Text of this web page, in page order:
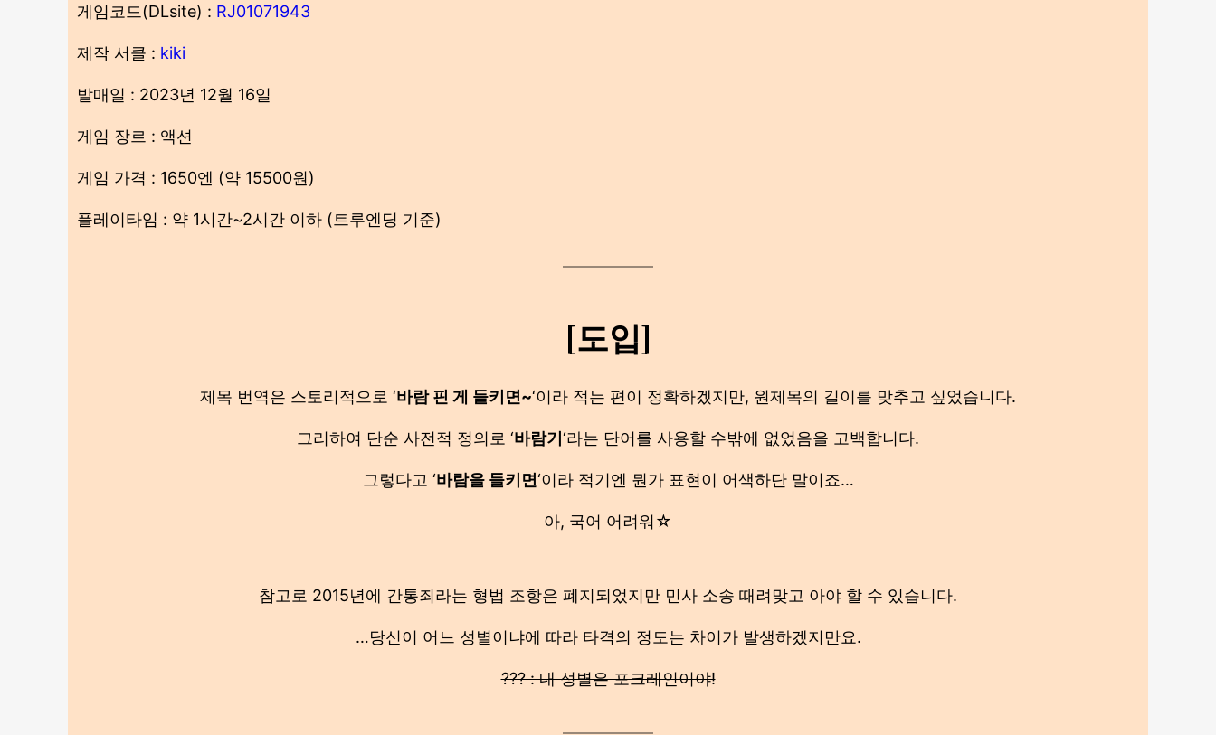
게임코드(DLsite) : RJ01071943
제작 서클 : kiki
발매일 : 2023년 12월 16일
게임 장르 : 액션
게임 가격 : 1650엔 (약 15500원)
플레이타임 : 약 1시간~2시간 이하 (트루엔딩 기준)
[도입]
제목 번역은 스토리적으로 ‘바람 핀 게 들키면~‘이라 적는 편이 정확하겠지만, 원제목의 길이를 맞추고 싶었습니다.
그리하여 단순 사전적 정의로 ‘바람기 ‘라는 단어를 사용할 수밖에 없었음을 고백합니다.
그렇다고 ‘바람을 들키면‘이라 적기엔 뭔가 표현이 어색하단 말이죠…
아, 국어 어려워☆
참고로 2015년에 간통죄라는 형법 조항은 폐지되었지만 민사 소송 때려맞고 아야 할 수 있습니다.
…당신이 어느 성별이냐에 따라 타격의 정도는 차이가 발생하겠지만요.
??? : 내 성별은 포크레인이야!